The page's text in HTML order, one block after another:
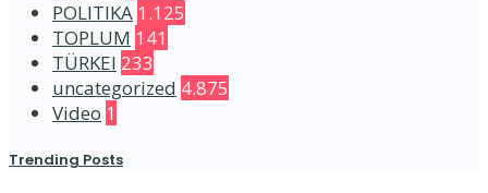
POLITIKA 1.125
TOPLUM 141
TÜRKEI 233
uncategorized 4.875
Video 1
Trending Posts